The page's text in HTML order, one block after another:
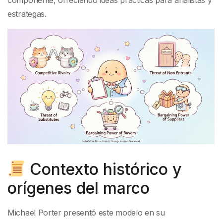
estrategas.
Contexto histórico y
orígenes del marco
Michael Porter presentó este modelo en su